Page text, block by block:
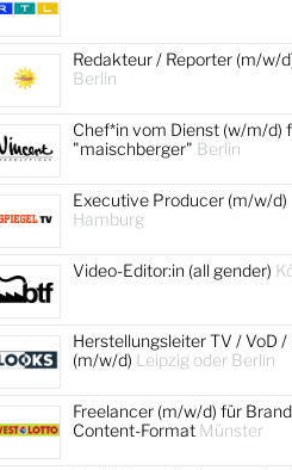
Redakteur / Reporter (m/w/
Berlin
Chef*in vom Dienst (w/m/d)
"maischberger" Berlin
Executive Producer (m/w/d)
Hamburg
Video-Editor:in (all gender)
Herstellungsleiter TV / VoD /
(m/w/d) Leipzig oder Berlin
Freelancer (m/w/d) für
Content-Format Münster